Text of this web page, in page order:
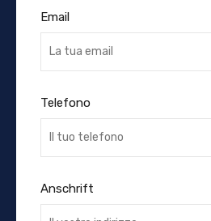
Email
Telefono
Anschrift